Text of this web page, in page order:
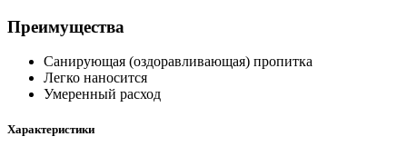
Преимущества
Санирующая (оздоравливающая) пропитка
Легко наносится
Умеренный расход
Характеристики